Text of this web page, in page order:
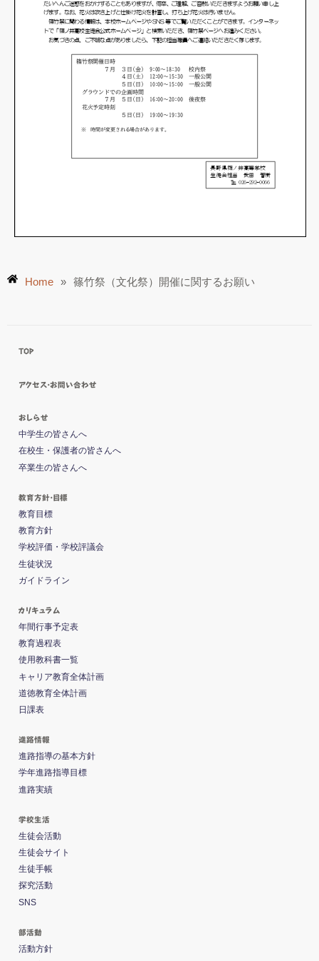
Home » 篠竹祭（文化祭）開催に関するお願い
TOP
アクセス・お問い合わせ
おしらせ
中学生の皆さんへ
在校生・保護者の皆さんへ
卒業生の皆さんへ
教育方針・目標
教育目標
教育方針
学校評価・学校評議会
生徒状況
ガイドライン
カリキュラム
年間行事予定表
教育過程表
使用教科書一覧
キャリア教育全体計画
道徳教育全体計画
日課表
進路情報
進路指導の基本方針
学年進路指導目標
進路実績
学校生活
生徒会活動
生徒会サイト
生徒手帳
探究活動
SNS
部活動
活動方針